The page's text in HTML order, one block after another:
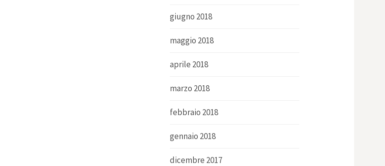
giugno 2018
maggio 2018
aprile 2018
marzo 2018
febbraio 2018
gennaio 2018
dicembre 2017